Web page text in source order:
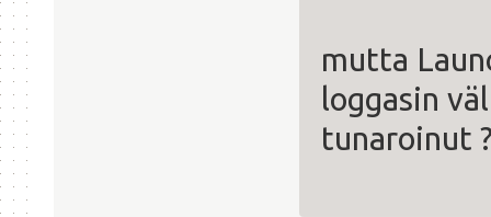
mutta
loggasin
tunaroinut